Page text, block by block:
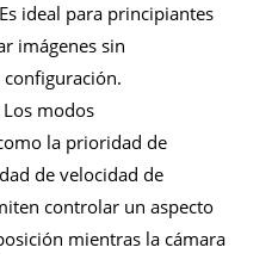
ideal para principiantes
imágenes sin
Los modos
la prioridad de
de velocidad de
controlar un aspecto
mientras la cámara